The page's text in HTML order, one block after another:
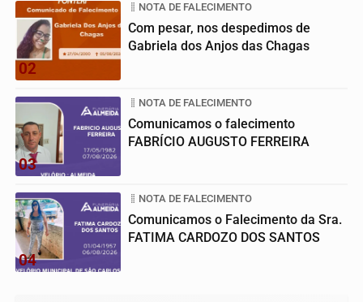
02
NOTA DE FALECIMENTO
Com pesar, nos despedimos de
Gabriela dos Anjos das Chagas
03
NOTA DE FALECIMENTO
Comunicamos o falecimento
FABRÍCIO AUGUSTO FERREIRA
04
NOTA DE FALECIMENTO
Comunicamos o Falecimento da Sra.
FATIMA CARDOZO DOS SANTOS